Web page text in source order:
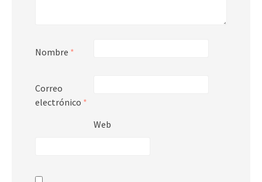
Nombre *
Correo
electrónico *
Web